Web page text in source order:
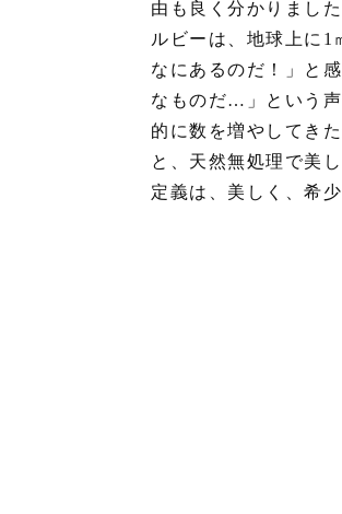
由も良く分かりまし
ルビーは、地球上に
なにあるのだ！」と
なものだ…」という
的に数を増やしてき
と、天然無処理で美
定義は、美しく、希